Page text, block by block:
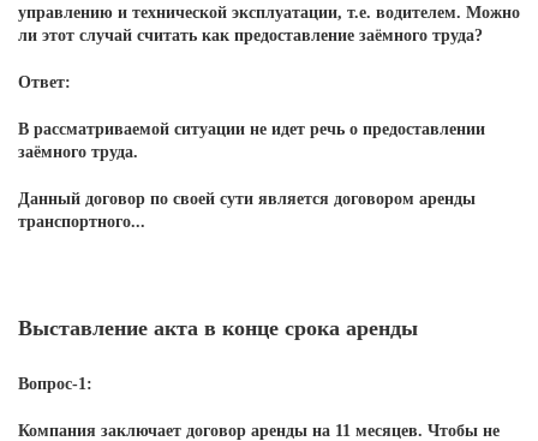
управлению и технической эксплуатации, т.е. водителем. Можно
ли этот случай считать как предоставление заёмного труда?
Ответ:
В рассматриваемой ситуации не идет речь о предоставлении
заёмного труда.
Данный договор по своей сути является договором аренды
транспортного...
Выставление акта в конце срока аренды
Вопрос-1:
Компания заключает договор аренды на 11 месяцев. Чтобы не